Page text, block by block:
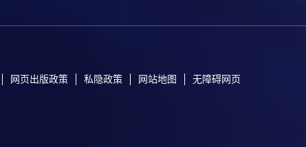
网页出版政策 私隐政策 网站地图 无障碍网页